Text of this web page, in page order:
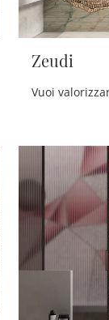
Zeudi